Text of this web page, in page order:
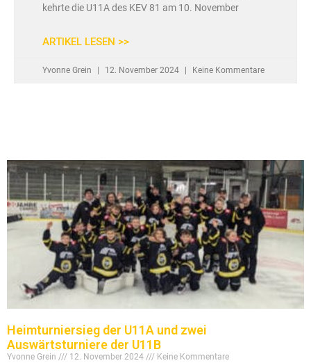
kehrte die U11A des KEV 81 am 10. November
ARTIKEL LESEN >>
Yvonne Grein 12. November 2024 Keine Kommentare
Heimturniersieg der U11A und zwei
Auswärtsturniere der U11B
Yvonne Grein 12. November 2024 Keine Kommentare